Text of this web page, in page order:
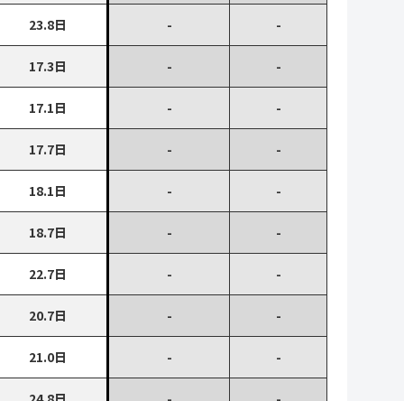
23.8日 - -
17.3日 - -
17.1日 - -
17.7日 - -
18.1日 - -
18.7日 - -
22.7日 - -
20.7日 - -
21.0日 - -